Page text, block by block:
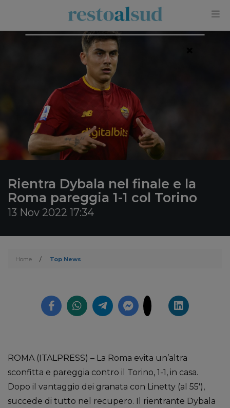
Rientra Dybala nel finale e la
Roma pareggia 1-1 col Torino
13 Nov 2022 17:34
Home / Top News
ROMA (ITALPRESS) – La Roma evita un’altra
sconfitta e pareggia contro il Torino, 1-1, in casa.
Dopo il vantaggio dei granata con Linetty (al 55′),
succede di tutto nel recupero. Il rientrante Dybala